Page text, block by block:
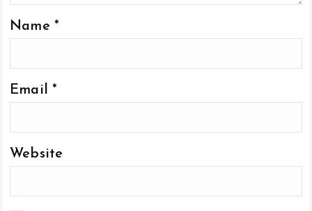
Name *
Email *
Website